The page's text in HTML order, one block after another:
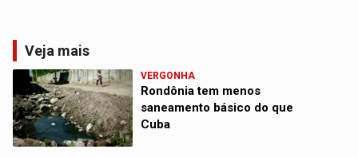
Veja mais
VERGONHA
Rondônia tem menos
saneamento básico do que
Cuba